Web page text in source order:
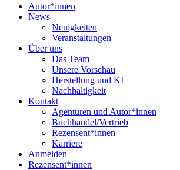
Autor*innen
News
Neuigkeiten
Veranstaltungen
Über uns
Das Team
Unsere Vorschau
Herstellung und KI
Nachhaltigkeit
Kontakt
Agenturen und Autor*innen
Buchhandel/Vertrieb
Rezensent*innen
Karriere
Anmelden
Rezensent*innen